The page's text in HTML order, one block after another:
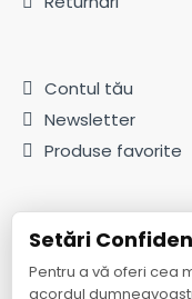
Contul tău
Newsletter
Produse favorite
Fii la curent cu
Setări
Pentru a vă oferi cea
acordul